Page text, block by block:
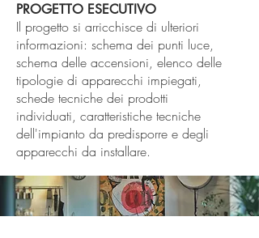
PROGETTO ESECUTIVO
​Il progetto si arricchisce di ulteriori
informazioni: schema dei punti luce,
schema delle accensioni, elenco delle
tipologie di apparecchi impiegati,
schede tecniche dei prodotti
individuati, caratteristiche tecniche
dell'impianto da predisporre e degli
apparecchi da installare.